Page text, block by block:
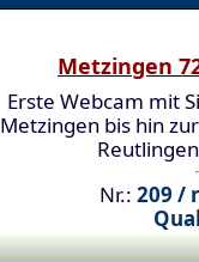
Metzingen
Erste Webcam mit
Metzingen bis hin
Reutlingen
Nr.: 209 /